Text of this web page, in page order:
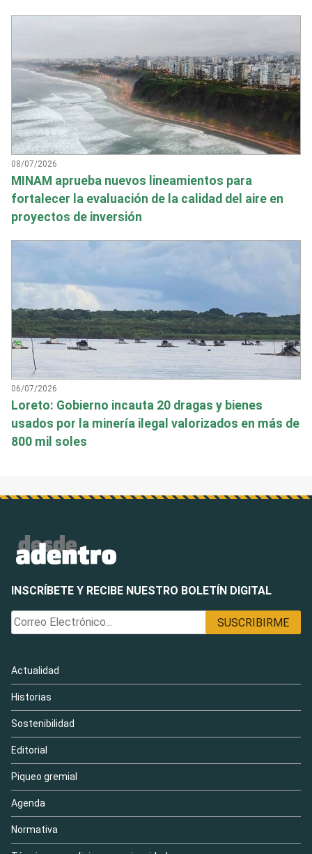
08/07/2026
MINAM aprueba nuevos lineamientos para
fortalecer la evaluación de la calidad del aire en
proyectos de inversión
06/07/2026
Loreto: Gobierno incauta 20 dragas y bienes
usados por la minería ilegal valorizados en más de
800 mil soles
INSCRÍBETE Y RECIBE NUESTRO BOLETÍN DIGITAL
Actualidad
Historias
Sostenibilidad
Editorial
Piqueo gremial
Agenda
Normativa